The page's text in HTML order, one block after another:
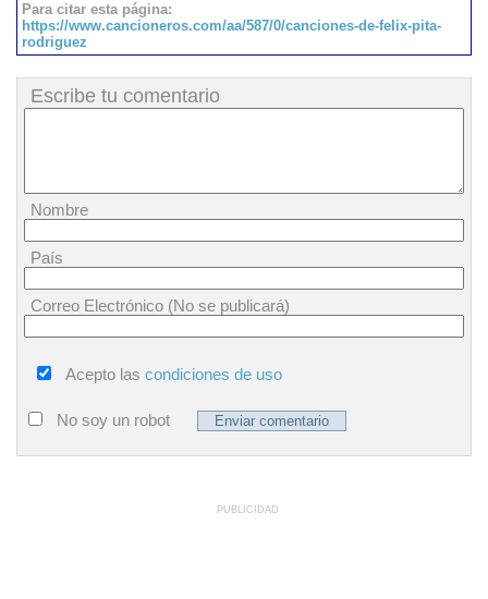
Para citar esta página:
https://www.cancioneros.com/aa/587/0/canciones-de-felix-pita-
rodriguez
Escribe tu comentario
Nombre
País
Correo Electrónico (No se publicará)
Acepto las condiciones de uso
No soy un robot
PUBLICIDAD